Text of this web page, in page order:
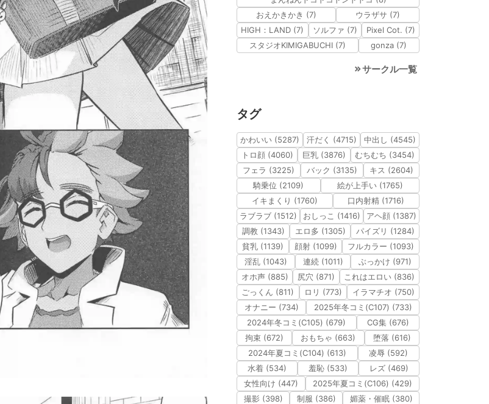
おえかきかき (7)
ウラザサ (7)
HIGH：LAND (7)
ソルファ (7)
Pixel Cot. (7)
スタジオKIMIGABUCHI (7)
gonza (7)
サークル一覧
タグ
かわいい (5287) 汗だく (4715)
中出し (4545)
トロ顔 (4060)
巨乳 (3876)
むちむち (3454)
フェラ (3225)
バック (3135)
キス (2604)
騎乗位 (2109)
絵が上手い (1765)
イキまくり (1760)
口内射精 (1716)
ラブラブ (1512)
おしっこ (1416)
アヘ顔 (1387)
調教 (1343)
エロ多 (1305)
パイズリ (1284)
貧乳 (1139)
顔射 (1099)
フルカラー (1093)
淫乱 (1043)
連続 (1011)
ぶっかけ (971)
オホ声 (885)
尻穴 (871)
これはエロい (836)
ごっくん (811)
ロリ (773)
イラマチオ (750)
オナニー (734)
2025年冬コミ(C107) (733)
2024年冬コミ(C105) (679)
CG集 (676)
拘束 (672)
おもちゃ (663)
堕落 (616)
2024年夏コミ(C104) (613)
凌辱 (592)
水着 (534)
羞恥 (533)
レズ (469)
女性向け (447)
2025年夏コミ(C106) (429)
撮影 (398)
制服 (386)
媚薬・催眠 (380)